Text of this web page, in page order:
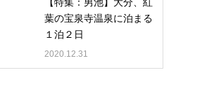
葉の宝泉寺温泉に泊まる
１泊２日
2020.12.31